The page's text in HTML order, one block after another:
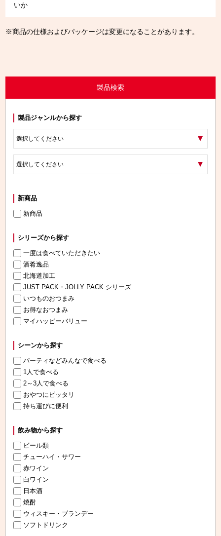
いか
※商品の仕様およびパッケージは変更になることがあります。
製品検索
製品ジャンルから探す
新商品
新商品
シリーズから探す
一度は食べていただきたい
酒肴逸品
北海道加工
JUST PACK・JOLLY PACK シリーズ
いつものおつまみ
お得なおつまみ
マイハッピーバリュー
シーンから探す
パーティなどみんなで食べる
1人で食べる
2～3人で食べる
おやつにピッタリ
持ち運びに便利
飲み物から探す
ビール類
チューハイ・サワー
赤ワイン
白ワイン
日本酒
焼酎
ウィスキー・ブランデー
ソフトドリンク